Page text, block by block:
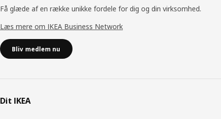
Få glæde af en række unikke fordele for dig og din virksomhed.
Læs mere om IKEA Business Network
Bliv medlem nu
Dit IKEA